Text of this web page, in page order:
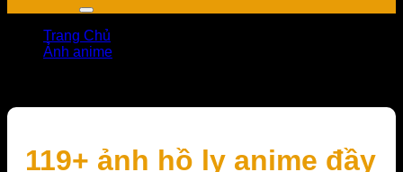
Trang Chủ
Ảnh anime
119+ ảnh hồ ly anime đầy